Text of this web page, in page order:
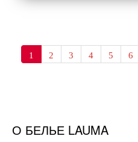
1 2 3 4 5 6
О БЕЛЬЕ LAUMA